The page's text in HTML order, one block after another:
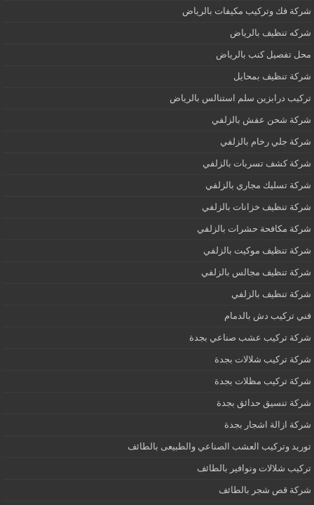
شركة فك وتركيب مكيفات بالرياض
شركه تنظيف بالرياض
محل تفصيل كنب بالرياض
شركة تنظيف بمحايل
تركيب درابزين سلم استنالس بالرياض
شركة شحن عفش بالزلفي
شركة جلي رخام بالزلفي
شركة كشف تسربات بالزلفي
شركة تسليك مجاري بالزلفي
شركة تنظيف خزانات بالزلفي
شركة مكافحة حشرات بالزلفي
شركة تنظيف موكيت بالزلفي
شركة تنظيف مجالس بالزلفي
شركة تنظيف بالزلفي
فني تركيب دش بالدمام
شركة تركيب عشب صناعي بجدة
شركة تركيب شلالات بجدة
شركة تركيب مظلات بجدة
شركة تنسيق حدائق بجدة
شركة ازالة اشجار بجدة
توريد وتركيب العشب الصناعي والطبيعى بالطائف
تركيب شلالات ونوافير بالطائف
شركة قص شجر بالطائف